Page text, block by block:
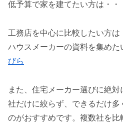
低予算で家を建てたい方は・・
工務店を中心に比較したい方は
ハウスメーカーの資料を集めた
びら
また、住宅メーカー選びに絶
社だけに絞らず、できるだけ
のがおすすめです。複数社を